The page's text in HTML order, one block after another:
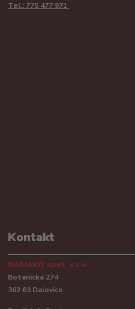
Tel.: 775 477 971
Kontakt
NASIAKO spol. s.r.o.
Botanická 274
362 63 Dalovice